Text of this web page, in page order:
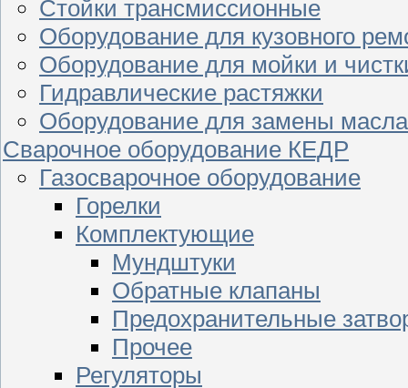
Стойки трансмиссионные
Оборудование для кузовного
Оборудование для мойки и
Гидравлические растяжки
Оборудование для замены масла
Сварочное оборудование КЕДР
Газосварочное оборудование
Горелки
Комплектующие
Мундштуки
Обратные клапаны
Предохранительные
Прочее
Регуляторы